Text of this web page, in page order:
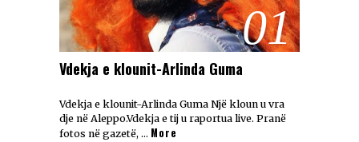
01
Vdekja e klounit-Arlinda Guma
Vdekja e klounit-Arlinda Guma Një kloun u vra
dje në Aleppo.Vdekja e tij u raportua live. Pranë
fotos në gazetë, … More